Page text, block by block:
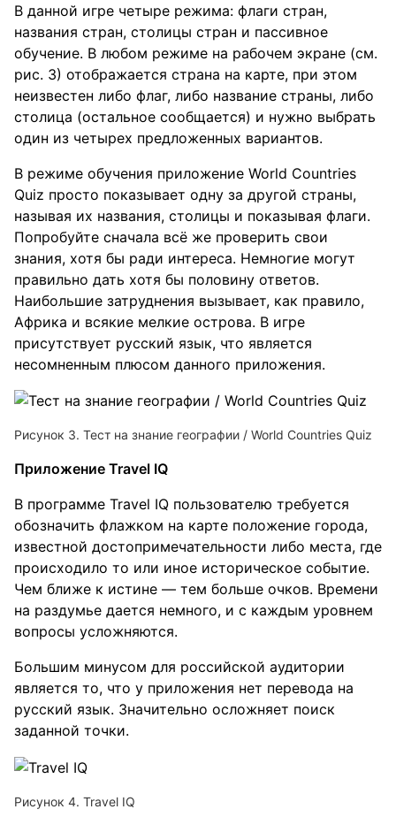
В данной игре четыре режима: флаги стран,
названия стран, столицы стран и пассивное
обучение. В любом режиме на рабочем экране (см.
рис. 3) отображается страна на карте, при этом
неизвестен либо флаг, либо название страны, либо
столица (остальное сообщается) и нужно выбрать
один из четырех предложенных вариантов.
В режиме обучения приложение World Countries
Quiz просто показывает одну за другой страны,
называя их названия, столицы и показывая флаги.
Попробуйте сначала всё же проверить свои
знания, хотя бы ради интереса. Немногие могут
правильно дать хотя бы половину ответов.
Наибольшие затруднения вызывает, как правило,
Африка и всякие мелкие острова. В игре
присутствует русский язык, что является
несомненным плюсом данного приложения.
Рисунок 3. Тест на знание географии / World Countries Quiz
Приложение Travel IQ
В программе Travel IQ пользователю требуется
обозначить флажком на карте положение города,
известной достопримечательности либо места, где
происходило то или иное историческое событие.
Чем ближе к истине — тем больше очков. Времени
на раздумье дается немного, и с каждым уровнем
вопросы усложняются.
Большим минусом для российской аудитории
является то, что у приложения нет перевода на
русский язык. Значительно осложняет поиск
заданной точки.
Рисунок 4. Travel IQ